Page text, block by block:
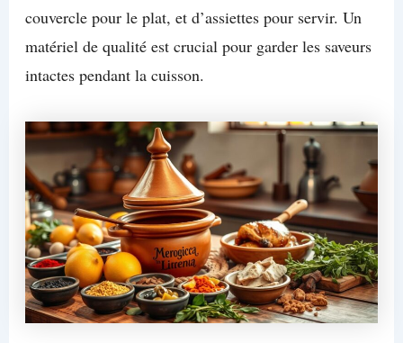
couvercle pour le plat, et d’assiettes pour servir. Un
matériel de qualité est crucial pour garder les saveurs
intactes pendant la cuisson.